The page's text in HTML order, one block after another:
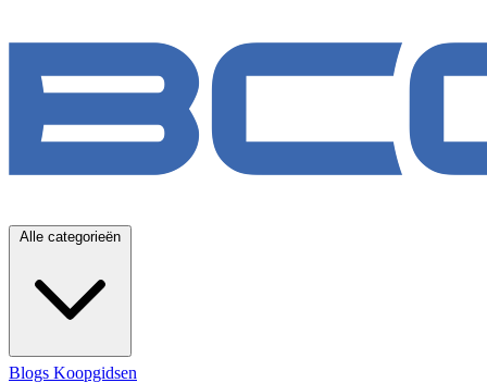
Alle categorieën
Blogs Koopgidsen